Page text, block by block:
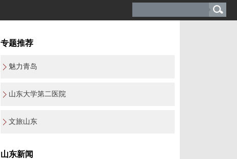
专题推荐
魅力青岛
山东大学第二医院
文旅山东
山东新闻